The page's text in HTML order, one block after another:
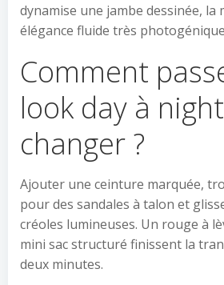
dynamise une jambe dessinée, la
élégance fluide très
Comment
look day à
changer ?
Ajouter une ceinture marquée,
pour des sandales à talon et
créoles lumineuses. Un rouge à
mini sac structuré finissent la
deux minutes.